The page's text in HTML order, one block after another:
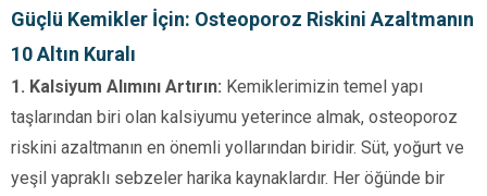
Güçlü Kemikler İçin: Osteoporoz Riskini Azaltmanın
10 Altın Kuralı
1. Kalsiyum Alımını Artırın: Kemiklerimizin temel yapı
taşlarından biri olan kalsiyumu yeterince almak, osteoporoz
riskini azaltmanın en önemli yollarından biridir. Süt, yoğurt ve
yeşil yapraklı sebzeler harika kaynaklardır. Her öğünde bir